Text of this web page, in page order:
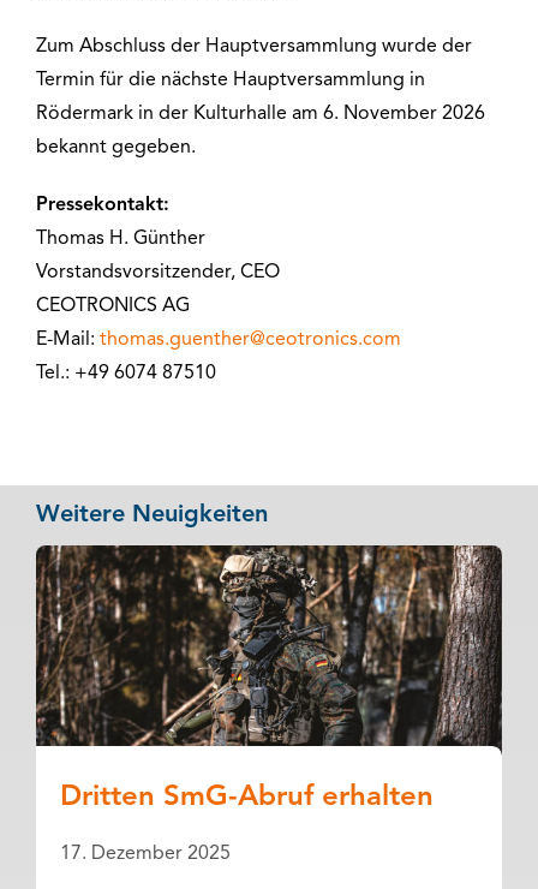
Zum Abschluss der Hauptversammlung wurde der
Termin für die nächste Hauptversammlung in
Rödermark in der Kulturhalle am 6. November 2026
bekannt gegeben.
Pressekontakt:
Thomas H. Günther
Vorstandsvorsitzender, CEO
CEOTRONICS AG
E-Mail: thomas.guenther@ceotronics.com
Tel.: +49 6074 87510
Weitere Neuigkeiten
Dritten SmG-Abruf erhalten
17. Dezember 2025